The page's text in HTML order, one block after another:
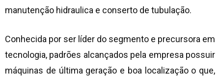
manutenção hidraulica e conserto de tubulação.
Conhecida por ser líder do segmento e precursora em
tecnologia, padrões alcançados pela empresa possuir
máquinas de última geração e boa localização o que,